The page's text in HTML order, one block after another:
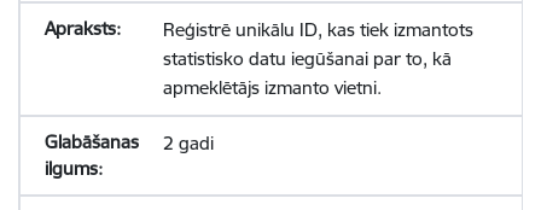
Reģistrē unikālu ID, kas tiek izmantots
statistisko datu iegūšanai par to, kā
apmeklētājs izmanto vietni.
2 gadi